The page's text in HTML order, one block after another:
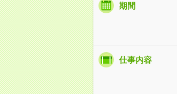
期間
仕事内容